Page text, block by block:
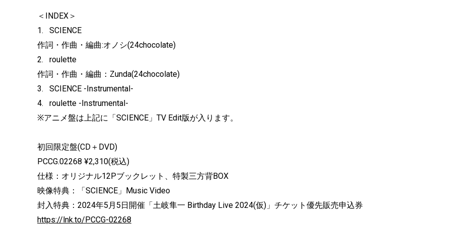
＜INDEX＞
1. SCIENCE
作詞・作曲・編曲:オノシ(24chocolate)
2. roulette
作詞・作曲・編曲：Zunda(24chocolate)
3. SCIENCE -Instrumental-
4. roulette -Instrumental-
※アニメ盤は上記に「SCIENCE」TV Edit版が入ります。
初回限定盤(CD＋DVD)
PCCG.02268 ¥2,310(税込)
仕様：オリジナル12Pブックレット、特製三方背BOX
映像特典：「SCIENCE」Music Video
封入特典：2024年5月5日開催「土岐隼一 Birthday Live 2024(仮)」チケット優先販売申込券
https://lnk.to/PCCG-02268